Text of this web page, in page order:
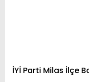
İYİ Parti Milas İlçe